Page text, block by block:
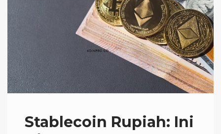
Stablecoin Rupiah: Ini